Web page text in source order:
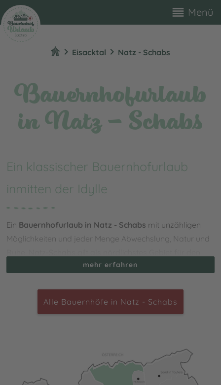
reorder Menü
chevron_right Eisacktal chevron_right Natz - Schabs
Bauernhofurlaub
in Natz - Schabs
Ein klassischer Bauernhofurlaub
inmitten der Idylle
Ein Bauernhofurlaub in Natz - Schabs mit unzähligen
Möglichkeiten und jeder Menge Abwechslung, Natur und
Apfelanbau in Südtirol und befindet sich im Eisacktal in
Obstgärten und Wäldern gekennzeichnet ist. Die
Wanderrouten und Spazierwegen zu erkunden. Dabei
sind insbesondere die Umrundung des Biotops
Raiermoos sowie Themenwege wie beispielsweise die
mehr erfahren
Alle Bauernhöfe in Natz - Schabs